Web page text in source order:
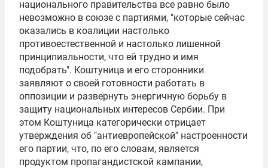
национального правительства все равно было
невозможно в союзе с партиями, "которые сейчас
оказались в коалиции настолько
противоестественной и настолько лишенной
принципиальности, что ей трудно и имя
подобрать". Коштуница и его сторонники
заявляют о своей готовности работать в
оппозиции и развернуть энергичную борьбу в
защиту национальных интересов Сербии. При
этом Коштуница категорически отрицает
утверждения об "антиевропейской" настроенности
его партии, что, по его словам, является
продуктом пропагандистской кампании,